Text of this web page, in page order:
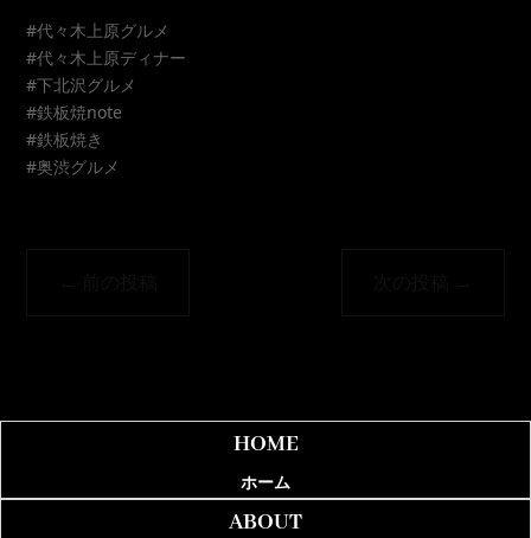
#代々木上原グルメ
#代々木上原ディナー
#下北沢グルメ
#鉄板焼note
#鉄板焼き
#奥渋グルメ
HOME
ホーム
ABOUT